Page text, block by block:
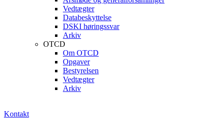
Vedtægter
Databeskyttelse
DSKI høringssvar
Arkiv
OTCD
Om OTCD
Opgaver
Bestyrelsen
Vedtægter
Arkiv
Kontakt